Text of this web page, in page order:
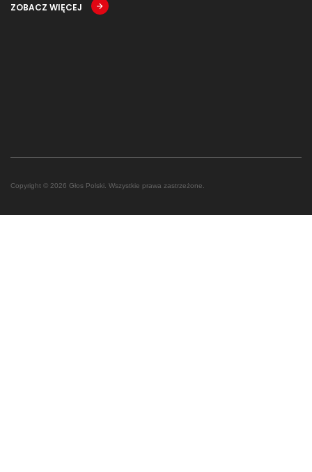
ZOBACZ WIĘCEJ
Copyright © 2026 Głos Polski. Wszystkie prawa zastrzeżone.